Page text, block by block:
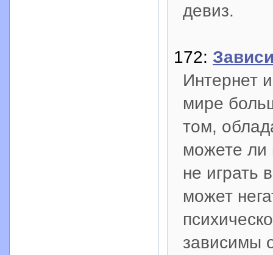
девиз.
172:
Интернет
мире
том,
можете ли
не играть
может
зависимы